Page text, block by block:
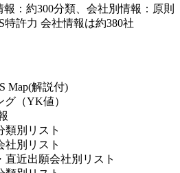
：約300分類、会社別情報：原則
特許力 会社情報は約380社
Map(解説付)
（YK値）
類別リスト
社別リスト
近出願会社別リスト